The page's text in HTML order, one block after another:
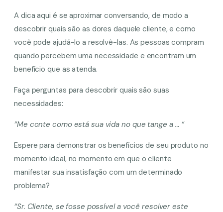
A dica aqui é se aproximar conversando, de modo a
descobrir quais são as dores daquele cliente, e como
você pode ajudá-lo a resolvê-las. As pessoas compram
quando percebem uma necessidade e encontram um
benefício que as atenda.
Faça perguntas para descobrir quais são suas
necessidades:
“Me conte como está sua vida no que tange a … “
Espere para demonstrar os benefícios de seu produto no
momento ideal, no momento em que o cliente
manifestar sua insatisfação com um determinado
problema?
“Sr. Cliente, se fosse possível a você resolver este